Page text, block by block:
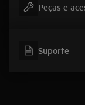
Peças e
Suporte